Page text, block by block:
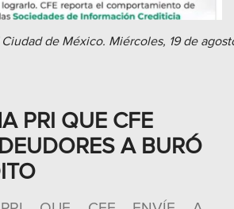
Ciudad de México. Miércoles, 19 de
PRI QUE CFE
A BURÓ